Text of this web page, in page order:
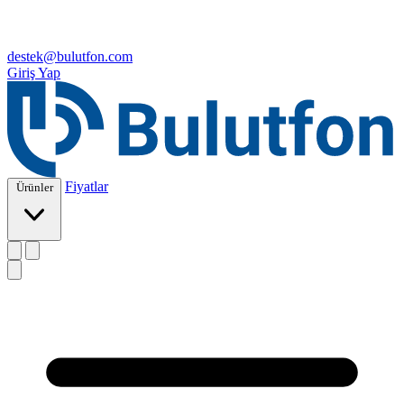
destek@bulutfon.com
Giriş Yap
Ürünler Fiyatlar